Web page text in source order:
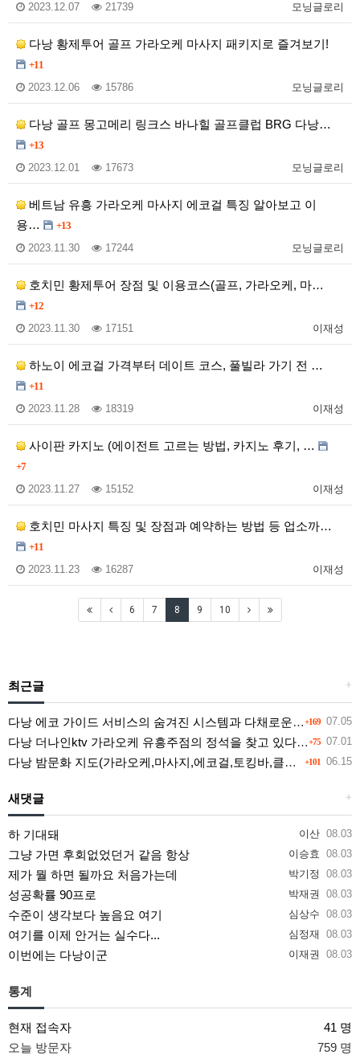
모닝글로리
2023.12.07 21739
다낭 황제투어 골프 가라오케 마사지 패키지로 즐겨보기!
+11
모닝글로리
2023.12.06 15786
다낭 골프 몽고메리 링크스 바나힐 골프클럽 BRG 다낭…
+13
모닝글로리
2023.12.01 17673
베트남 유흥 가라오케 마사지 에코걸 특징 알아보고 이
용…
+13
모닝글로리
2023.11.30 17244
호치민 황제투어 장점 및 이용코스(골프, 가라오케, 마…
+12
이재성
2023.11.30 17151
하노이 에코걸 가격부터 데이트 코스, 풀빌라 가기 전 …
+11
이재성
2023.11.28 18319
사이판 카지노 (에이전트 고르는 방법, 카지노 후기, …
+7
이재성
2023.11.27 15152
호치민 마사지 특징 및 장점과 예약하는 방법 등 업소까…
+11
이재성
2023.11.23 16287
6 7 8 9 10
+
최근글
+169 07.05
다낭 에코 가이드 서비스의 숨겨진 시스템과 다채로운 인력 풀의 진실
+75 07.01
다낭 더나인ktv 가라오케 유흥주점의 정석을 찾고 있다면 여기
+101 06.15
다낭 밤문화 지도(가라오케,마사지,에코걸,토킹바,클럽) 유흥별 가격 및 후기공유
+
새댓글
이산 08.03
하 기대돼
이승효 08.03
그냥 가면 후회없었던거 같음 항상
박기정 08.03
제가 뭘 하면 될까요 처음가는데
박재권 08.03
성공확률 90프로
심상수 08.03
수준이 생각보다 높음요 여기
심정재 08.03
여기를 이제 안거는 실수다...
이재권 08.03
이번에는 다낭이군
통계
현재 접속자
41 명
오늘 방문자
759 명